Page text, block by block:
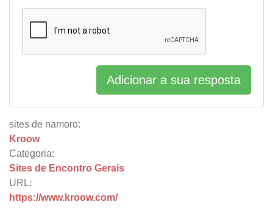
sites de namoro:
Kroow
Categoria:
Sites de Encontro Gerais
URL:
https://www.kroow.com/
Adicionar a sua resposta